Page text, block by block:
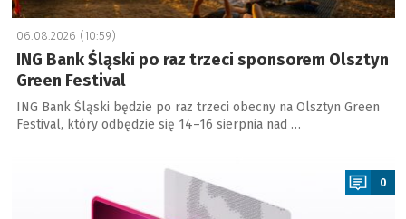
06.08.2026 (10:59)
ING Bank Śląski po raz trzeci sponsorem Olsztyn
Green Festival
ING Bank Śląski będzie po raz trzeci obecny na Olsztyn Green
Festival, który odbędzie się 14–16 sierpnia nad …
0